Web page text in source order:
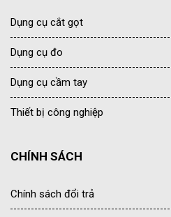
Dụng cụ cắt gọt
Dụng cụ đo
Dụng cụ cầm tay
Thiết bị công nghiệp
CHÍNH SÁCH
Chính sách đổi trả